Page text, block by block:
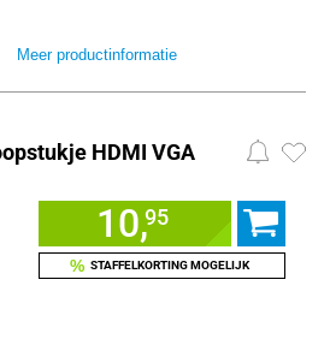
Meer productinformatie
HDMI VGA
10,95
% STAFFELKORTING MOGELIJK